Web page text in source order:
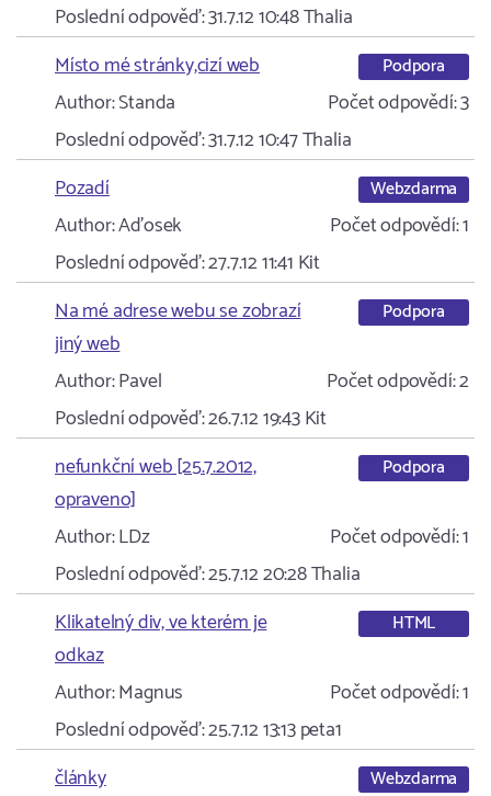
Poslední odpověď:31.7.12 10:48Thalia
Místo mé stránky,cizí web
Podpora
Author:Standa Počet odpovědí:3
Poslední odpověď:31.7.12 10:47Thalia
Pozadí
Webzdarma
Author:Aďosek Počet odpovědí:1
Poslední odpověď:27.7.12 11:41 Kit
Na mé adrese webu se zobrazí
jiný web
Podpora
Author:Pavel Počet odpovědí:2
Poslední odpověď:26.7.12 19:43Kit
nefunkční web [25.7.2012,
opraveno]
Podpora
Author:LDz Počet odpovědí:1
Poslední odpověď:25.7.12 20:28Thalia
Klikatelný div, ve kterém je
odkaz
HTML
Author:Magnus Počet odpovědí:1
Poslední odpověď:25.7.12 13:13peta1
články
Webzdarma